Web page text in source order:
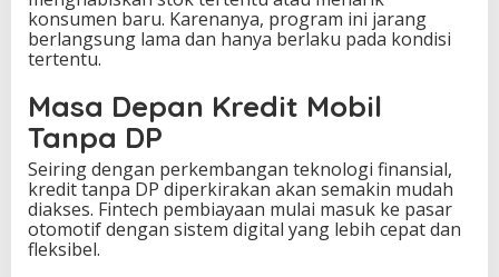
konsumen baru. Karenanya, program ini jarang
berlangsung lama dan hanya berlaku pada kondisi
tertentu.
Masa Depan Kredit Mobil
Tanpa DP
Seiring dengan perkembangan teknologi finansial,
kredit tanpa DP diperkirakan akan semakin mudah
diakses. Fintech pembiayaan mulai masuk ke pasar
otomotif dengan sistem digital yang lebih cepat dan
fleksibel.